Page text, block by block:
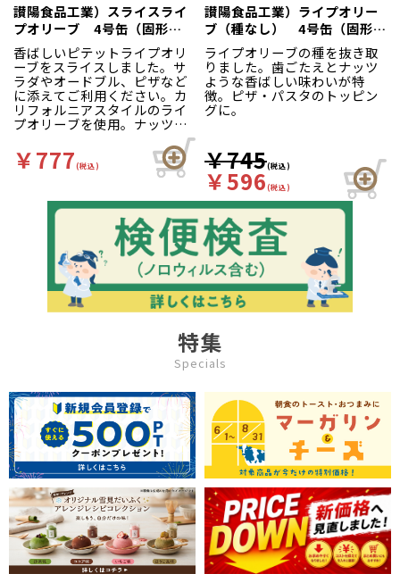
讃陽食品工業）スライスライ
プオリーブ 4号缶（固形
184g）
香ばしいピテットライプオリ
ーブをスライスしました。サ
ラダやオードブル、ピザなど
に添えてご利用ください。カ
リフォルニアスタイルのライ
プオリーブを使用。ナッツの
ような香ばしさと深みのある
味が特徴です。
￥777(税込)
讃陽食品工業）ライプオリー
ブ（種なし） 4号缶（固形
170g）
ライプオリーブの種を抜き取
りました。歯ごたえとナッツ
ような香ばしい味わいが特
徴。ピザ・パスタのトッピン
グに。
￥745(税込)
￥596(税込)
特集
Specials